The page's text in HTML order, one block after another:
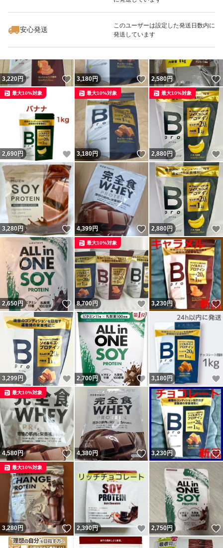
安心発送
このユーザーは設定した発送日数内に
発送しています
いいね！
3,450
3,220円 いいね！
3,180円 いいね！
2,580円
2,690 円 いいね！
最大10%対象
3,180円 いいね！
最大10%対象
2,880円
最大10%対象
3,280円 いいね！
4,399円 いいね！
2,880円
2,650円 いいね！
8,700円 いいね！
最大10%対象
3,230円
3,299円 いいね！
2,700円 いいね！
3,180円
4,580円 いいね！
最大10%対象
4,380円 いいね！
3,230円
3,280円 いいね！
最大10%対象
2,390円 いいね！
2,750円